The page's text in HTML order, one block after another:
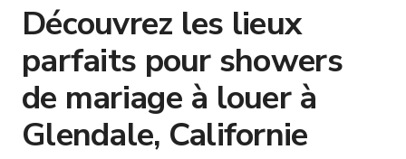
Découvrez les lieux
parfaits pour showers
de mariage à louer à
Glendale, Californie